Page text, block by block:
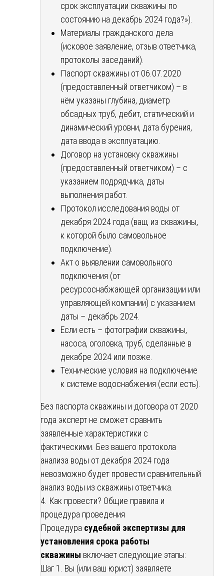
срок эксплуатации скважины по
состоянию на декабрь 2024 года?»).
Материалы гражданского дела
(исковое заявление, отзыв ответчика,
протоколы заседаний).
Паспорт скважины от 06.07.2020
(предоставленный ответчиком) – в
нём указаны глубина, диаметр
обсадных труб, дебит, статический и
динамический уровни, дата бурения,
дата ввода в эксплуатацию.
Договор на установку скважины
(предоставленный ответчиком) – с
указанием подрядчика, даты
выполнения работ.
Протокол исследования воды от
декабря 2024 года (ваш, из скважины,
к которой было самовольное
подключение).
Акт о выявлении самовольного
подключения (от
ресурсоснабжающей организации или
управляющей компании) с указанием
даты – декабрь 2024.
Если есть – фотографии скважины,
насоса, оголовка, труб, сделанные в
декабре 2024 или позже.
Технические условия на подключение
к системе водоснабжения (если есть).
Без паспорта скважины и договора от 2020
года эксперт не сможет сравнить
заявленные характеристики с
фактическими. Без вашего протокола
анализа воды от декабря 2024 года
невозможно будет провести сравнительный
анализ воды из скважины ответчика.
4. Как провести? Общие правила и
процедура проведения
Процедура судебной экспертизы для
установления срока работы
скважины включает следующие этапы:
Шаг 1. Вы (или ваш юрист) заявляете